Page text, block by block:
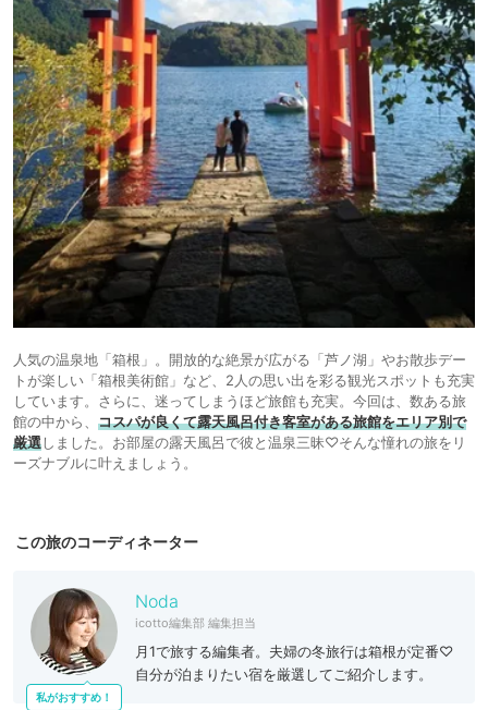
人気の温泉地「箱根」。開放的な絶景が広がる「芦ノ湖」やお散歩デー
トが楽しい「箱根美術館」など、2人の思い出を彩る観光スポットも充実
しています。さらに、迷ってしまうほど旅館も充実。今回は、数ある旅
館の中から、 コスパが良くて露天風呂付き客室がある旅館をエリア別で
厳選しました。お部屋の露天風呂で彼と温泉三昧♡そんな憧れの旅をリ
ーズナブルに叶えましょう。
この旅のコーディネーター
私がおすすめ！
Noda
icotto編集部 編集担当
月1で旅する編集者。夫婦の冬旅行は箱根が定番♡
自分が泊まりたい宿を厳選してご紹介します。